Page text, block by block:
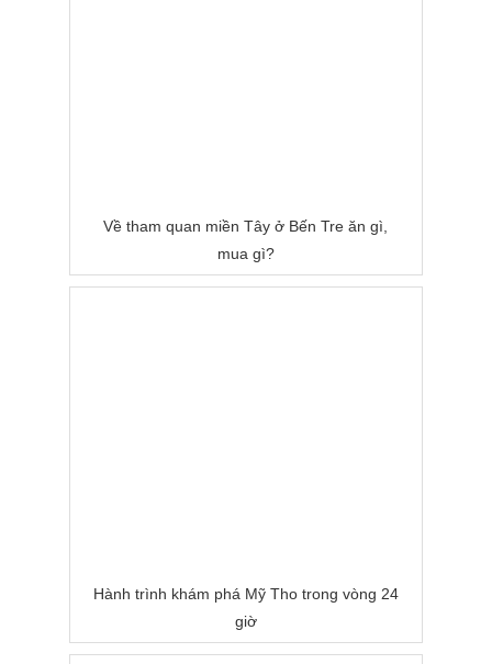
Về tham quan miền Tây ở Bến Tre ăn gì,
mua gì?
Hành trình khám phá Mỹ Tho trong vòng 24
giờ